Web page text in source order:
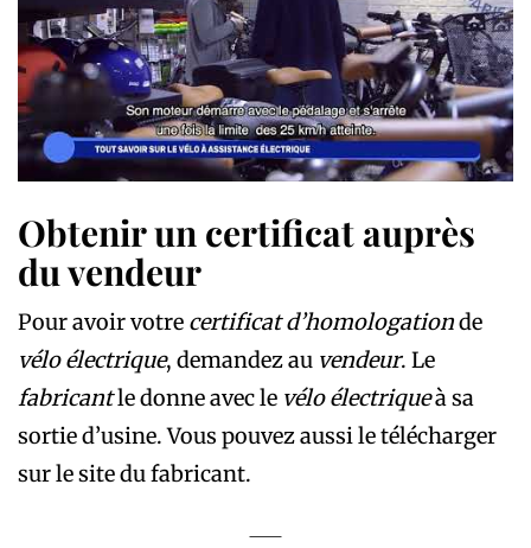
Obtenir un certificat auprès
du vendeur
Pour avoir votre certificat d’homologationde
vélo électrique, demandez au vendeur. Le
fabricantle donne avec le vélo électriqueà sa
sortie d’usine. Vous pouvez aussi le télécharger
sur le site du fabricant.